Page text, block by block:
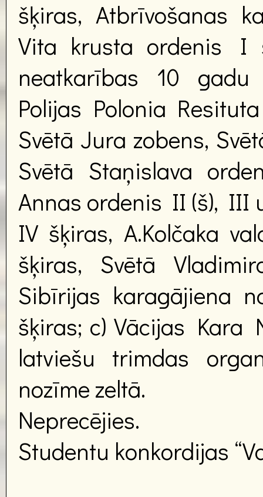
šķiras, Atbrīvošanas
Vita krusta ordenis I
neatkarības 10 gadu
Polijas Polonia
Svētā Jura zobens,
Svētā Staņislava
Annas ordenis II (š), III
IV šķiras, A.Kolčaka
šķiras, Svētā
Sibīrijas karagājiena
šķiras; c) Vācijas
latviešu trimdas
nozīme zeltā.
Neprecējies.
Studentu konkordijas